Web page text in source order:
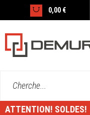
0,00 €
Cherche...
ATTENTION! SOLDES!